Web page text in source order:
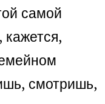
самой
смотришь,